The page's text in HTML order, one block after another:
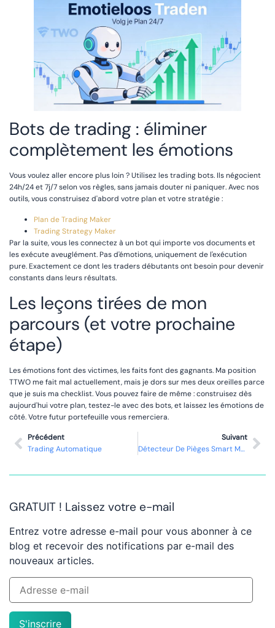
Bots de trading : éliminer
complètement les émotions
Vous voulez aller encore plus loin ? Utilisez les trading bots. Ils négocient
24h/24 et 7j/7 selon vos règles, sans jamais douter ni paniquer. Avec nos
outils, vous construisez d'abord votre plan et votre stratégie :
Plan de Trading Maker
Trading Strategy Maker
Par la suite, vous les connectez à un bot qui importe vos documents et
les exécute aveuglément. Pas d'émotions, uniquement de l'exécution
pure. Exactement ce dont les traders débutants ont besoin pour devenir
constants dans leurs résultats.
Les leçons tirées de mon
parcours (et votre prochaine
étape)
Les émotions font des victimes, les faits font des gagnants. Ma position
TTWO me fait mal actuellement, mais je dors sur mes deux oreilles parce
que je suis ma checklist. Vous pouvez faire de même : construisez dès
aujourd'hui votre plan, testez-le avec des bots, et laissez les émotions de
côté. Votre futur portefeuille vous remerciera.
Précédent
Trading Automatique
Suivant
Détecteur De Pièges Smart Money
GRATUIT ! Laissez votre e-mail
Entrez votre adresse e-mail pour vous abonner à ce
blog et recevoir des notifications par e-mail des
nouveaux articles.
S'inscrire